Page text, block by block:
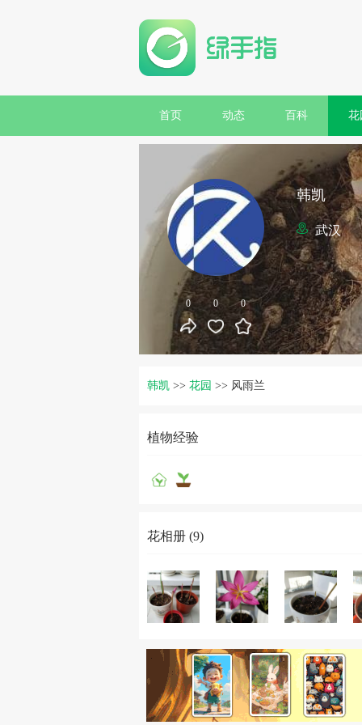
首页 动态 百科 花
0 0 0
韩凯
武汉
韩凯 >> 花园 >> 风雨兰
植物经验
花相册 (9)